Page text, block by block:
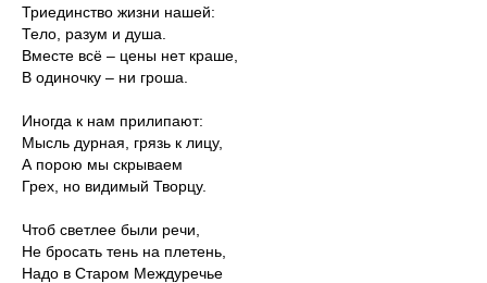
Триединство жизни нашей:
Тело, разум и душа.
Вместе всё – цены нет краше,
В одиночку – ни гроша.
Иногда к нам прилипают:
Мысль дурная, грязь к лицу,
А порою мы скрываем
Грех, но видимый Творцу.
Чтоб светлее были речи,
Не бросать тень на плетень,
Надо в Старом Междуречье